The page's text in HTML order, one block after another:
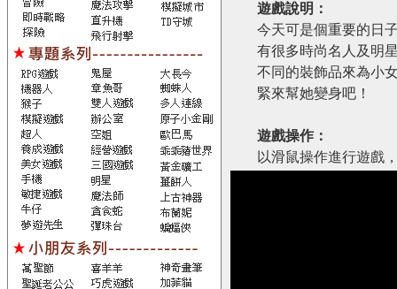
遊戲說明：
今天可是個重要的日
有很多時尚名人及明
不同的裝飾品來為小
緊來幫她變身吧！
遊戲操作：
以滑鼠操作進行遊戲